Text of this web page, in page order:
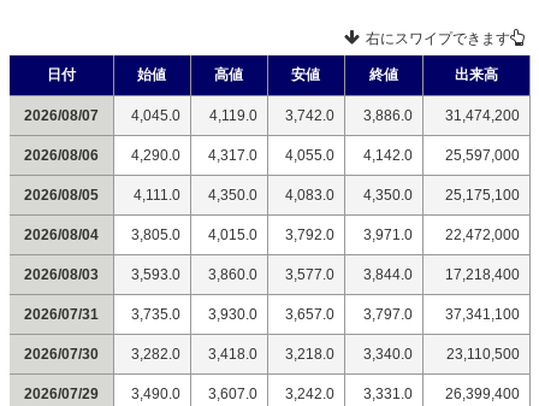
右にスワイプできます
日付 始値 高値 安値 終値 出来高
2026/08/07 4,045.0 4,119.0 3,742.0 3,886.0 31,474,200
2026/08/06 4,290.0 4,317.0 4,055.0 4,142.0 25,597,000
2026/08/05 4,111.0 4,350.0 4,083.0 4,350.0 25,175,100
2026/08/04 3,805.0 4,015.0 3,792.0 3,971.0 22,472,000
2026/08/03 3,593.0 3,860.0 3,577.0 3,844.0 17,218,400
2026/07/31 3,735.0 3,930.0 3,657.0 3,797.0 37,341,100
2026/07/30 3,282.0 3,418.0 3,218.0 3,340.0 23,110,500
2026/07/29 3,490.0 3,607.0 3,242.0 3,331.0 26,399,400